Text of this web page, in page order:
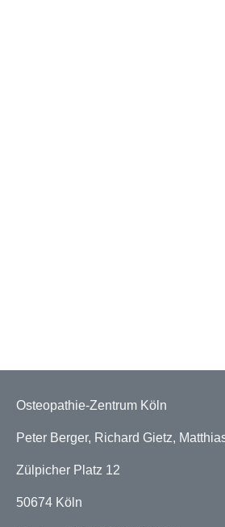
Osteopathie-Zentrum Köln
Peter Berger, Richard Gietz,
Zülpicher Platz 12
50674 Köln